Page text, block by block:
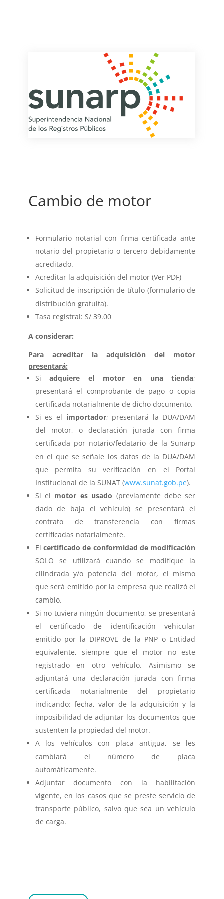
Cambio de motor
Formulario notarial con firma certificada ante
notario del propietario o tercero debidamente
acreditado.
Acreditar la adquisición del motor (Ver PDF)
Solicitud de inscripción de título (formulario de
distribución gratuita).
Tasa registral: S/ 39.00
A considerar:
Para acreditar la adquisición del motor
presentará:
Siadquiere el motor en una tienda;
presentará el comprobante de pago o copia
certificada notarialmente de dicho documento.
Si es el importador; presentará la DUA/DAM
del motor, o declaración jurada con firma
certificada por notario/fedatario de la Sunarp
en el que se señale los datos de la DUA/DAM
que permita su verificación en el Portal
Institucional de la SUNAT (www.sunat.gob.pe).
Si el motor es usado (previamente debe ser
dado de baja el vehículo) se presentará el
contrato de transferencia con firmas
certificadas notarialmente.
El certificado de conformidad de modificación
SOLO se utilizará cuando se modifique la
cilindrada y/o potencia del motor, el mismo
que será emitido por la empresa que realizó el
cambio.
Si no tuviera ningún documento, se presentará
el certificado de identificación vehicular
emitido por la DIPROVE de la PNP o Entidad
equivalente, siempre que el motor no este
registrado en otro vehículo. Asimismo se
adjuntará una declaración jurada con firma
certificada notarialmente del propietario
indicando: fecha, valor de la adquisición y la
imposibilidad de adjuntar los documentos que
sustenten la propiedad del motor.
A los vehículos con placa antigua, se les
cambiará el número de placa
automáticamente.
Adjuntar documento con la habilitación
vigente, en los casos que se preste servicio de
transporte público, salvo que sea un vehículo
de carga.